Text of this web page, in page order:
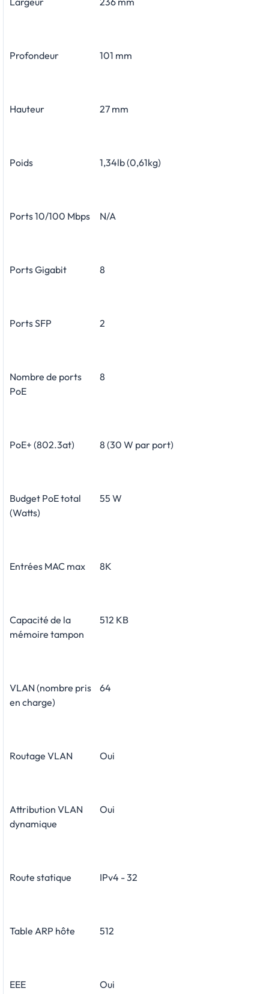
Profondeur 101 mm
Hauteur 27 mm
Poids 1,34lb (0,61kg)
Ports 10/100 Mbps N/A
Ports Gigabit 8
Ports SFP 2
Nombre de ports
PoE
8
PoE+ (802.3at) 8 (30 W par port)
Budget PoE total
(Watts)
55 W
Entrées MAC max 8K
Capacité de la
mémoire tampon
512 KB
VLAN (nombre pris
en charge)
64
Routage VLAN Oui
Attribution VLAN
dynamique
Oui
Route statique IPv4 - 32
Table ARP hôte 512
EEE Oui